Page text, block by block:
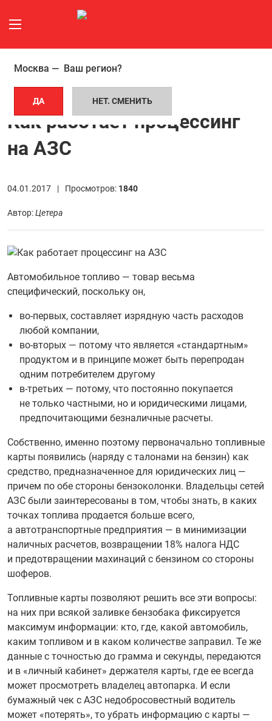
Москва — Ваш регион?
ДА НЕТ. СМЕНИТЬ
ГЛАВНАЯ СТРАНИЦА
СТАТЬИ
Как работает процессинг
на АЗС
04.01.2017 | Просмотров: 1840
Автор:Цетера
Автомобильное топливо — товар весьма
специфический, поскольку он,
во-первых, составляет изрядную часть расходов
любой компании,
во-вторых — потому что является «стандартным»
продуктом и в принципе может быть перепродан
одним потребителем другому
в-третьих — потому, что постоянно покупается
не только частными, но и юридическими лицами,
предпочитающими безналичные расчеты.
Собственно, именно поэтому первоначально топливные
карты появились (наряду с талонами на бензин) как
средство, предназначенное для юридических лиц —
причем по обе стороны бензоколонки. Владельцы сетей
АЗС были заинтересованы в том, чтобы знать, в каких
точках топлива продается больше всего,
а автотранспортные предприятия — в минимизации
наличных расчетов, возвращении 18% налога НДС
и предотвращении махинаций с бензином со стороны
шоферов.
Топливные карты позволяют решить все эти вопросы:
на них при всякой заливке бензобака фиксируется
максимум информации: кто, где, какой автомобиль,
каким топливом и в каком количестве заправил. Те же
данные с точностью до грамма и секунды, передаются
и в «личный кабинет» держателя карты, где ее всегда
может просмотреть владелец автопарка. И если
бумажный чек с АЗС недобросовестный водитель
может «потерять», то убрать информацию с карты —